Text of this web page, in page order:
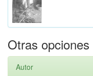
Otras
Autor